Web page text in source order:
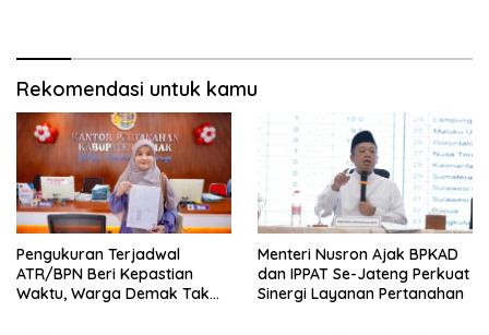
Rekomendasi untuk kamu
Pengukuran Terjadwal
ATR/BPN Beri Kepastian
Waktu, Warga Demak Tak
Menteri Nusron Ajak BPKAD
dan IPPAT Se-Jateng Perkuat
Sinergi Layanan Pertanahan